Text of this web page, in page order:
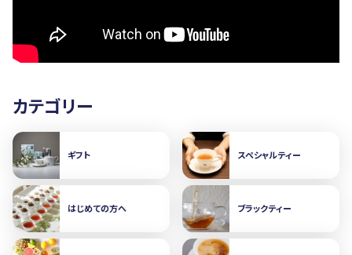
カテゴリー
ギフト スペシャルティー
はじめての方へ ブラックティー